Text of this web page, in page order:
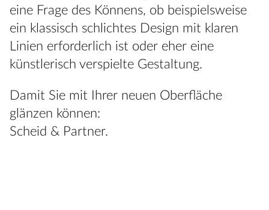
eine Frage des Könnens, ob beispielsweise
ein klassisch schlichtes Design mit klaren
Linien erforderlich ist oder eher eine
künstlerisch verspielte Gestaltung.
Damit Sie mit Ihrer neuen Oberfläche
glänzen können:
Scheid & Partner.